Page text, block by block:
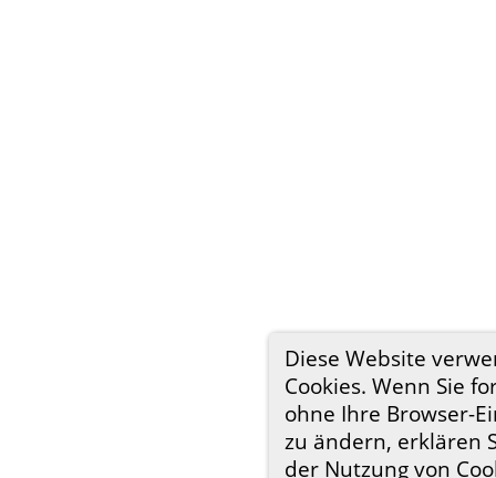
Diese Website
Cookies. Wenn Sie
ohne Ihre Browser-
zu ändern, erklären
der Nutzung von